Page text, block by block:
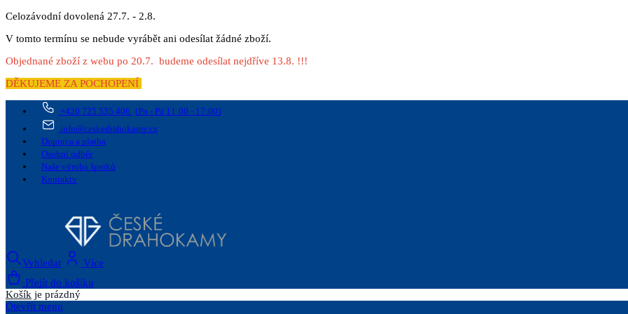
Celozávodní dovolená 27.7. - 2.8.
V tomto termínu se nebude vyrábět ani odesílat žádné zboží.
Objednané zboží z webu po 20.7. budeme odesílat nejdříve 13.8. !!!
DĚKUJEME ZA POCHOPENÍ
+420 725 535 406 (Po - Pá 11:00 - 17:00)
info@ceskedrahokamy.cz
Doprava a platba
Osobní odběr
Naše výroba šperků
Kontakty
Vyhledat
Více
Přejít do košíku
Košík je prázdný
Otevřít menu